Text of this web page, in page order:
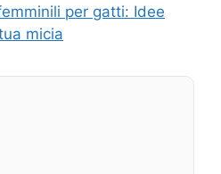
per gatti: Idee
micia